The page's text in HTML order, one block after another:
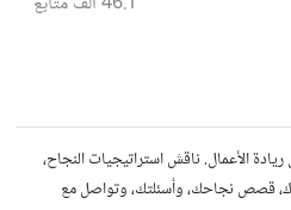
الأعمال. ناقش استراتيجيات النجاح،
قصص نجاحك، وأسئلتك، وتواصل مع